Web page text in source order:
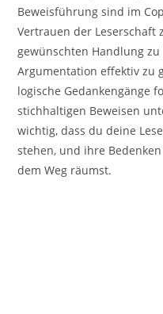
Beweisführung sind im
Vertrauen der Leserschaft
gewünschten Handlung
Argumentation effektiv zu
logische Gedankengänge
stichhaltigen Beweisen
wichtig, dass du deine
stehen, und ihre
dem Weg räumst.